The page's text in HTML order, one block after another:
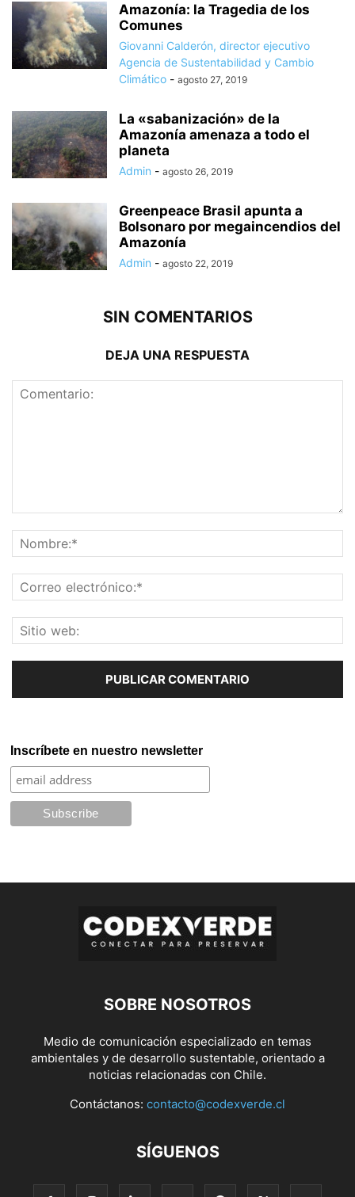
Amazonía: la Tragedia de los
Comunes
Giovanni Calderón, director ejecutivo
Agencia de Sustentabilidad y Cambio
Climático - agosto 27, 2019
La «sabanización» de la
Amazonía amenaza a todo el
planeta
Admin - agosto 26, 2019
Greenpeace Brasil apunta a
Bolsonaro por megaincendios del
Amazonía
Admin - agosto 22, 2019
SIN COMENTARIOS
DEJA UNA RESPUESTA
Inscríbete en nuestro newsletter
SOBRE NOSOTROS
Medio de comunicación especializado en temas
ambientales y de desarrollo sustentable, orientado a
noticias relacionadas con Chile.
Contáctanos: contacto@codexverde.cl
SÍGUENOS